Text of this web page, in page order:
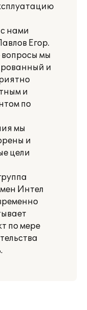
нами
Егор.
мы
и
и
по
мы
и
цели
Интел
по мере